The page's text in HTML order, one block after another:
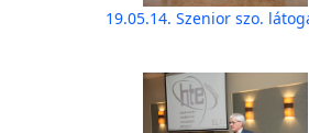
19.05.14. Szenior szo.